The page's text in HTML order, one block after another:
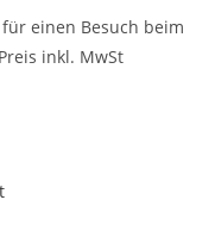
einen Besuch beim
inkl. MwSt